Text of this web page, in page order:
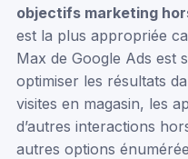
objectifs marketing
est la plus appropriée
Max de Google Ads est
optimiser les résultats
visites en magasin, les
d’autres interactions
autres options